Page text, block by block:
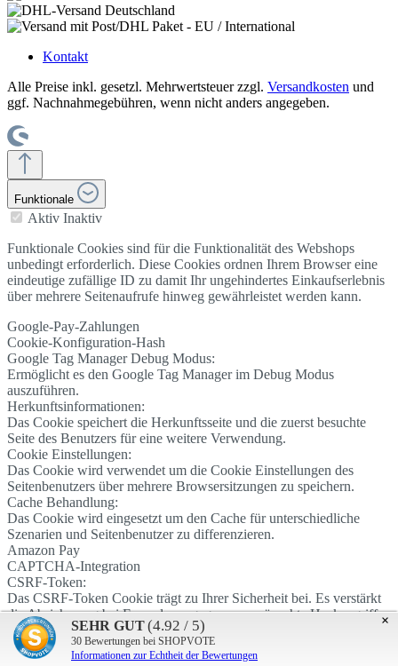
Kontakt
Alle Preise inkl. gesetzl. Mehrwertsteuer zzgl. Versandkosten und
ggf. Nachnahmegebühren, wenn nicht anders angegeben.
Funktionale
Aktiv Inaktiv
Funktionale Cookies sind für die Funktionalität des Webshops
unbedingt erforderlich. Diese Cookies ordnen Ihrem Browser eine
eindeutige zufällige ID zu damit Ihr ungehindertes Einkaufserlebnis
über mehrere Seitenaufrufe hinweg gewährleistet werden kann.
Google-Pay-Zahlungen
Cookie-Konfiguration-Hash
Google Tag Manager Debug Modus:
Ermöglicht es den Google Tag Manager im Debug Modus
auszuführen.
Herkunftsinformationen:
Das Cookie speichert die Herkunftsseite und die zuerst besuchte
Seite des Benutzers für eine weitere Verwendung.
Cookie Einstellungen:
Das Cookie wird verwendet um die Cookie Einstellungen des
Seitenbenutzers über mehrere Browsersitzungen zu speichern.
Cache Behandlung:
Das Cookie wird eingesetzt um den Cache für unterschiedliche
Szenarien und Seitenbenutzer zu differenzieren.
Amazon Pay
CAPTCHA-Integration
CSRF-Token:
Das CSRF-Token Cookie trägt zu Ihrer Sicherheit bei. Es verstärkt
die Absicherung bei Formularen gegen unerwünschte Hackangriffe.
PayPal-Zahlungen
Aktivierte Cookies:
Speichert welche Cookies bereits vom Benutzer zum ersten Mal
×
SEHR GUT(4.92 / 5)
30 Bewertungen bei SHOPVOTE
Informationen zur Echtheit der Bewertungen